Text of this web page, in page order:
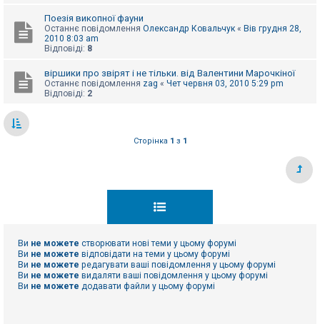
в
д
в
д
й
Поезія викопної фауни
Останнє повідомлення Олександр Ковальчук « Вів грудня 28,
2010 8:03 am
Відповіді: 8
віршики про звірят і не тільки. від Валентини Марочкіної
Останнє повідомлення zag « Чет червня 03, 2010 5:29 pm
Відповіді: 2
Сторінка 1 з 1
Ви не можете створювати нові теми у цьому форумі
Ви не можете відповідати на теми у цьому форумі
Ви не можете редагувати ваші повідомлення у цьому форумі
Ви не можете видаляти ваші повідомлення у цьому форумі
Ви не можете додавати файли у цьому форумі